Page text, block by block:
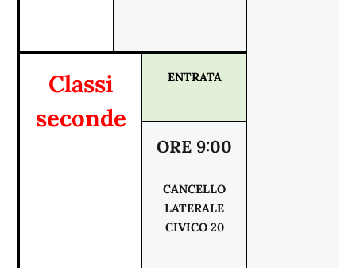
Classi
seconde
ENTRATA
ORE 9:00
CANCELLO
LATERALE
CIVICO 20